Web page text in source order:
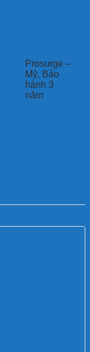
Prosurge –
Mỹ, Bảo
hành 3
năm